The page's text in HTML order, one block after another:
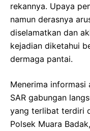
rekannya. Upaya
namun derasnya
diselamatkan dan
kejadian diketahui
dermaga pantai.
Menerima informasi
SAR gabungan
yang terlibat terdiri
Polsek Muara